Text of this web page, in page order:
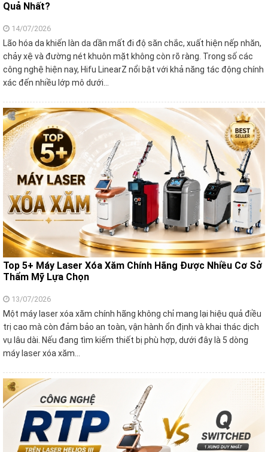
Quả Nhất?
14/07/2026
Lão hóa da khiến làn da dần mất đi độ săn chắc, xuất hiện nếp nhăn,
chảy xệ và đường nét khuôn mặt không còn rõ ràng. Trong số các
công nghệ hiện nay, Hifu LinearZ nổi bật với khả năng tác động chính
xác đến nhiều lớp mô dưới…
Top 5+ Máy Laser Xóa Xăm Chính Hãng Được Nhiều Cơ Sở
Thẩm Mỹ Lựa Chọn
13/07/2026
Một máy laser xóa xăm chính hãng không chỉ mang lại hiệu quả điều
trị cao mà còn đảm bảo an toàn, vận hành ổn định và khai thác dịch
vụ lâu dài. Nếu đang tìm kiếm thiết bị phù hợp, dưới đây là 5 dòng
máy laser xóa xăm…